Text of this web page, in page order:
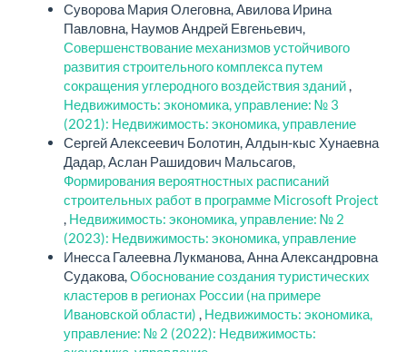
Суворова Мария Олеговна, Авилова Ирина
Павловна, Наумов Андрей Евгеньевич,
Совершенствование механизмов устойчивого
развития строительного комплекса путем
сокращения углеродного воздействия зданий,
Недвижимость: экономика, управление: № 3
(2021): Недвижимость: экономика, управление
Сергей Алексеевич Болотин, Алдын-кыс Хунаевна
Дадар, Аслан Рашидович Мальсагов,
Формирования вероятностных расписаний
строительных работ в программе Microsoft Project
, Недвижимость: экономика, управление: № 2
(2023): Недвижимость: экономика, управление
Инесса Галеевна Лукманова, Анна Александровна
Судакова,Обоснование создания туристических
кластеров в регионах России (на примере
Ивановской области) , Недвижимость: экономика,
управление: № 2 (2022): Недвижимость: